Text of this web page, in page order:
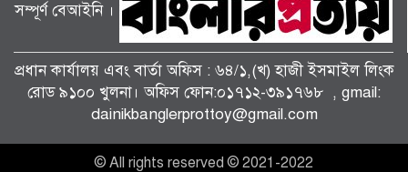
পাটকেলঘাটায় বিশেষ অভিযানে ৪ পিস
ইয়াবাসহ মাদক মামলার আসামি গ্রেপ্তার।
তালায় জামায়াতের বিশাল গণমিছিল, ‘জুলাই
সম্পূর্ণ বেআইনি ।
প্রধান কার্যালয় এবং বার্তা অফিস : ৬৪/১,(খ) হাজী ইসমাইল লিংক
রোড ৯১০০ খুলনা। অফিস ফোন:০১৭১২-৩৯১৭৬৮ , gmail:
dainikbanglerprottoy@gmail.com
© All rights reserved © 2021-2022